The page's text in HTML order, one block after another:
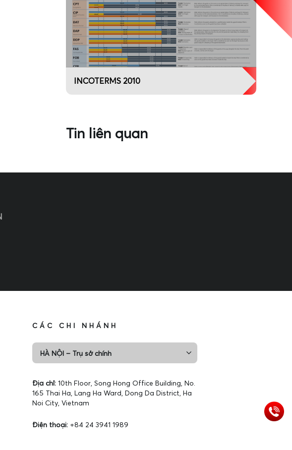
INCOTERMS 2010
Tin liên quan
CÁC CHI NHÁNH
HÀ NỘI – Trụ sở chính
Địa chỉ: 10th Floor, Song Hong Office Building, No.
165 Thai Ha, Lang Ha Ward, Dong Da District, Ha
Noi City, Vietnam
Điện thoại: +84 24 3941 1989